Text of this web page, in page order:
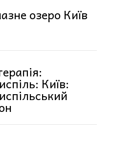
озеро Київ
Київ: